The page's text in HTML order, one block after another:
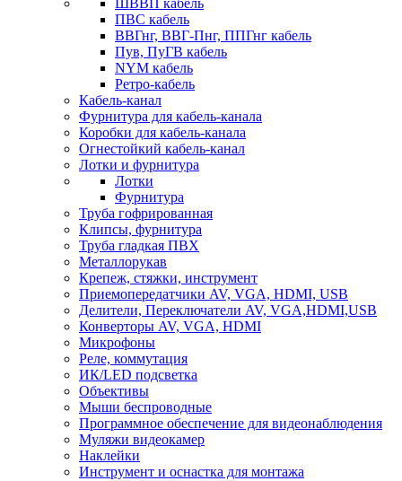
ШВВП кабель
ПВС кабель
ВВГнг, ВВГ-Пнг, ППГнг кабель
Пув, ПуГВ кабель
NYM кабель
Ретро-кабель
Кабель-канал
Фурнитура для кабель-канала
Коробки для кабель-канала
Огнестойкий кабель-канал
Лотки и фурнитура
Лотки
Фурнитура
Труба гофрированная
Клипсы, фурнитура
Труба гладкая ПВХ
Металлорукав
Крепеж, стяжки, инструмент
Приемопередатчики AV, VGA, HDMI, USB
Делители, Переключатели AV, VGA,HDMI,USB
Конверторы AV, VGA, HDMI
Микрофоны
Реле, коммутация
ИК/LED подсветка
Объективы
Мыши беспроводные
Программное обеспечение для видеонаблюдения
Муляжи видеокамер
Наклейки
Инструмент и оснастка для монтажа